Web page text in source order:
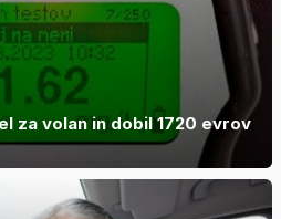
za volan in dobil 1720 evrov